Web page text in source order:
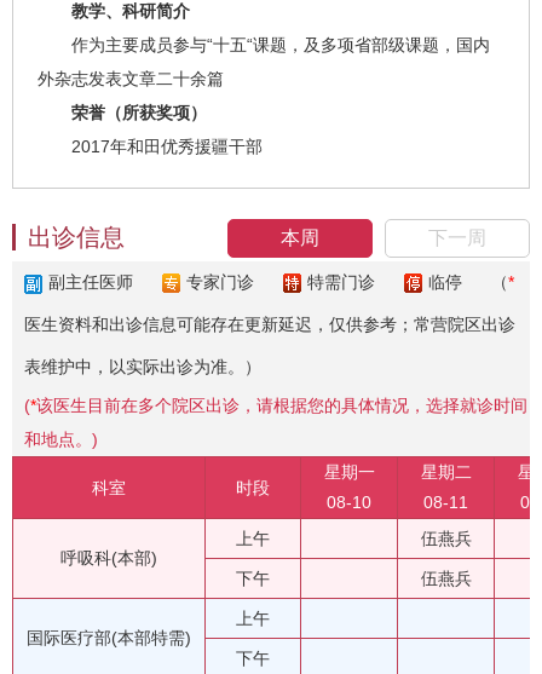
教学、科研简介
作为主要成员参与“十五“课题，及多项省部级课题，国内
外杂志发表文章二十余篇
荣誉（所获奖项）
2017年和田优秀援疆干部
本周 下一周
出诊信息
副主任医师 专家门诊 特需门诊 临停 （*
医生资料和出诊信息可能存在更新延迟，仅供参考；常营院区出诊
表维护中，以实际出诊为准。）
(*该医生目前在多个院区出诊，请根据您的具体情况，选择就诊时间
和地点。)
科室 时段
星期一
08-10
星期二
08-11
星
呼吸科(本部)
上午 伍燕兵
下午 伍燕兵
国际医疗部(本部特需)
上午
下午